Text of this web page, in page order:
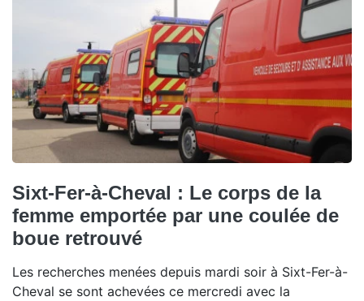
Sixt-Fer-à-Cheval : Le corps de la
femme emportée par une coulée de
boue retrouvé
Les recherches menées depuis mardi soir à Sixt-Fer-à-
Cheval se sont achevées ce mercredi avec la